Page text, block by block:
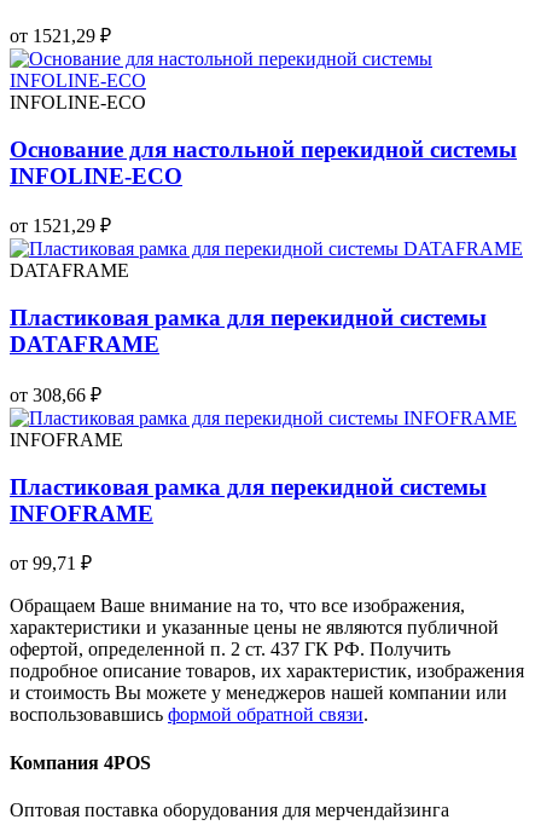
от 1521,29 ₽
INFOLINE-ECO
Основание для настольной перекидной системы
INFOLINE-ECO
от 1521,29 ₽
DATAFRAME
Пластиковая рамка для перекидной системы
DATAFRAME
от 308,66 ₽
INFOFRAME
Пластиковая рамка для перекидной системы
INFOFRAME
от 99,71 ₽
Обращаем Ваше внимание на то, что все изображения,
характеристики и указанные цены не являются публичной
офертой, определенной п. 2 ст. 437 ГК РФ. Получить
подробное описание товаров, их характеристик, изображения
и стоимость Вы можете у менеджеров нашей компании или
воспользовавшись формой обратной связи.
Компания 4POS
Оптовая поставка оборудования для мерчендайзинга